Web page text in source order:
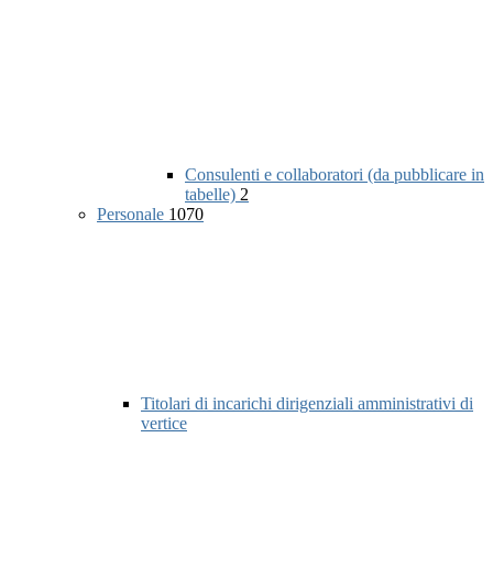
Consulenti e collaboratori (da pubblicare in
tabelle) 2
Personale 1070
Titolari di incarichi dirigenziali amministrativi di
vertice